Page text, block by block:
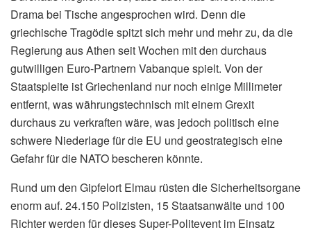
Drama bei Tische angesprochen wird. Denn die
griechische Tragödie spitzt sich mehr und mehr zu, da die
Regierung aus Athen seit Wochen mit den durchaus
gutwilligen Euro-Partnern Vabanque spielt. Von der
Staatspleite ist Griechenland nur noch einige Millimeter
entfernt, was währungstechnisch mit einem Grexit
durchaus zu verkraften wäre, was jedoch politisch eine
schwere Niederlage für die EU und geostrategisch eine
Gefahr für die NATO bescheren könnte.
Rund um den Gipfelort Elmau rüsten die Sicherheitsorgane
enorm auf. 24.150 Polizisten, 15 Staatsanwälte und 100
Richter werden für dieses Super-Politevent im Einsatz